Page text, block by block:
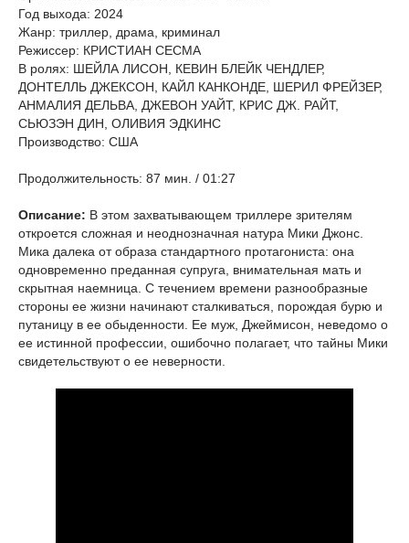
Год выхода: 2024
Жанр: триллер, драма, криминал
Режиссер: КРИСТИАН СЕСМА
В ролях: ШЕЙЛА ЛИСОН, КЕВИН БЛЕЙК ЧЕНДЛЕР,
ДОНТЕЛЛЬ ДЖЕКСОН, КАЙЛ КАНКОНДЕ, ШЕРИЛ ФРЕЙЗЕР,
АНМАЛИЯ ДЕЛЬВА, ДЖЕВОН УАЙТ, КРИС ДЖ. РАЙТ,
СЬЮЗЭН ДИН, ОЛИВИЯ ЭДКИНС
Производство: США
Продолжительность: 87 мин. / 01:27
Описание: В этом захватывающем триллере зрителям
откроется сложная и неоднозначная натура Мики Джонс.
Мика далека от образа стандартного протагониста: она
одновременно преданная супруга, внимательная мать и
скрытная наемница. С течением времени разнообразные
стороны ее жизни начинают сталкиваться, порождая бурю и
путаницу в ее обыденности. Ее муж, Джеймисон, неведомо о
ее истинной профессии, ошибочно полагает, что тайны Мики
свидетельствуют о ее неверности.